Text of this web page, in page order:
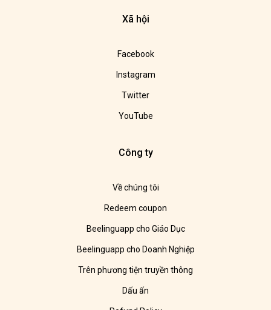
Xã hội
Facebook
Instagram
Twitter
YouTube
Công ty
Về chúng tôi
Redeem coupon
Beelinguapp cho Giáo Dục
Beelinguapp cho Doanh Nghiệp
Trên phương tiện truyền thông
Dấu ấn